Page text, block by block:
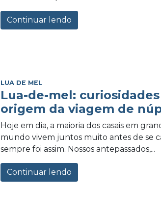
Continuar lendo
LUA DE MEL
Lua-de-mel:
origem da viagem de
Hoje em dia, a maioria dos casais em
mundo vivem juntos muito antes de se
sempre foi assim. Nossos antepassados,...
Continuar lendo